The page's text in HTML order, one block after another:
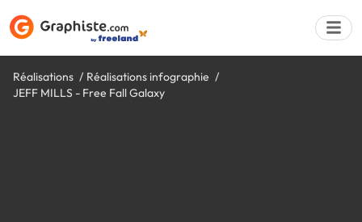
Réalisations
Réalisations infographie
JEFF MILLS - Free Fall Galaxy